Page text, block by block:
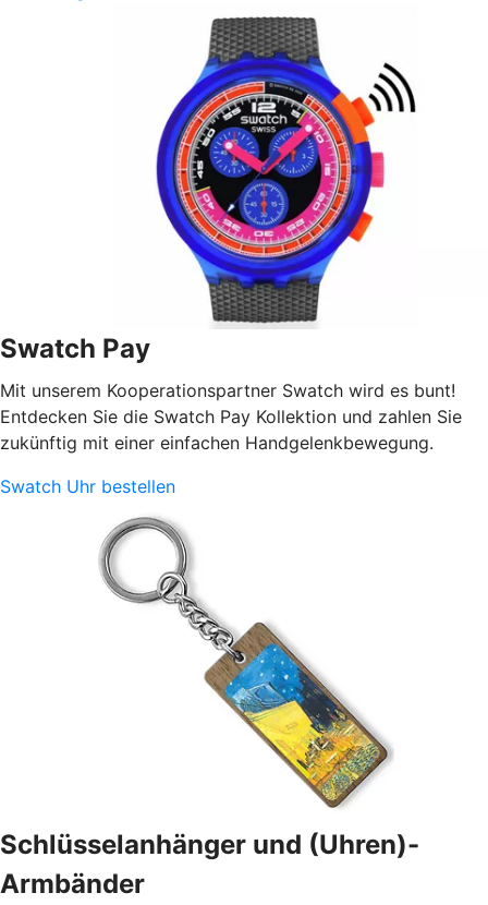
Swatch Pay
Mit unserem Kooperationspartner Swatch wird es bunt!
Entdecken Sie die Swatch Pay Kollektion und zahlen Sie
zukünftig mit einer einfachen Handgelenkbewegung.
Swatch Uhr bestellen
Schlüsselanhänger und (Uhren)-
Armbänder